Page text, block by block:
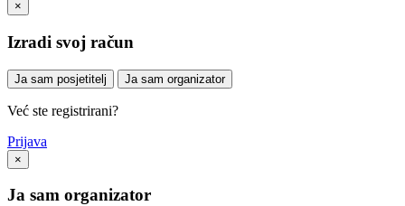
×
Izradi svoj račun
Ja sam posjetitelj Ja sam organizator
Već ste registrirani?
Prijava
×
Ja sam organizator